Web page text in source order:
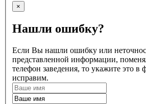
×
Нашли ошибку?
Если Вы нашли ошибку или
представленной информации,
телефон заведения, то укажите это
исправим.